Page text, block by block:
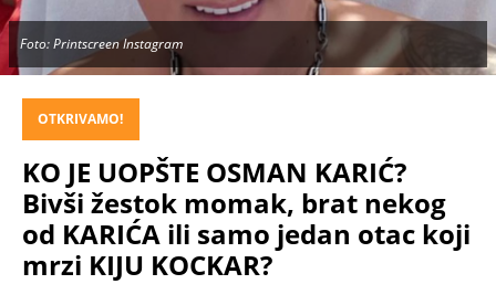
Foto: Printscreen Instagram
OTKRIVAMO!
KO JE UOPŠTE OSMAN KARIĆ?
Bivši žestok momak, brat nekog
od KARIĆA ili samo jedan otac koji
mrzi KIJU KOCKAR?